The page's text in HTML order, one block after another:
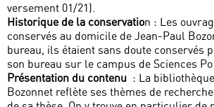
versement 01/21).
Historique de la conservation : Les
conservés au domicile de Jean-Paul
bureau, ils étaient sans doute conservés
son bureau sur le campus de Sciences
Présentation du contenu : La
Bozonnet reflète ses thèmes de